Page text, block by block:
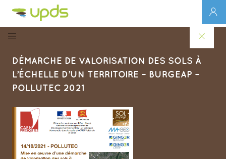
DÉMARCHE DE VALORISATION DES SOLS À
L’ÉCHELLE D’UN TERRITOIRE – BURGEAP –
POLLUTEC 2021